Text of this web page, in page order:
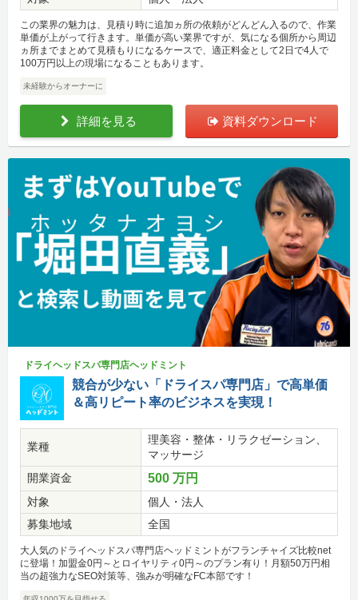
この業界の魅力は、見積り時に追加ヵ所の依頼がどんどん入るので、作業
単価が上がって行きます。単価が高い業界ですが、気になる個所から周辺
ヵ所までまとめて見積もりになるケースで、適正料金として2日で4人で
100万円以上の現場になることもあります。
未経験からオーナーに
詳細を見る 資料ダウンロード
ドライヘッドスパ専門店ヘッドミント
競合が少ない「ドライスパ専門店」で高単価
＆高リピート率のビジネスを実現！
業種
理美容・整体・リラクゼーション、
マッサージ
開業資金
500 万円
対象
個人・法人
募集地域
全国
大人気のドライヘッドスパ専門店ヘッドミントがフランチャイズ比較net
に登場！加盟金0円～とロイヤリティ0円～のプラン有り！月額50万円相
当の超強力なSEO対策等、強みが明確なFC本部です！